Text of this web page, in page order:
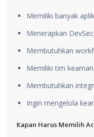
Memiliki banyak
Menerapkan
Membutuhkan
Memiliki tim
Membutuhkan
Ingin mengelola
Kapan Harus Memilih